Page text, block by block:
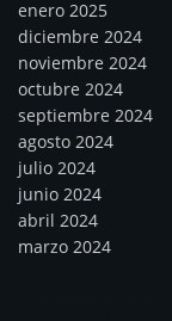
enero 2025
diciembre 2024
noviembre 2024
octubre 2024
septiembre 2024
agosto 2024
julio 2024
junio 2024
abril 2024
marzo 2024